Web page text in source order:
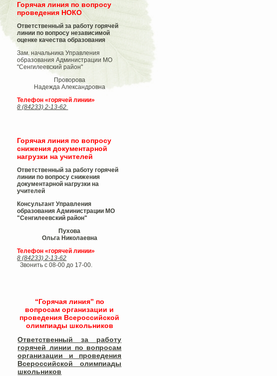
Горячая линия по вопросу
проведения НОКО
Ответственный за работу горячей
линии по вопросу независимой
оценке качества образования
Зам. начальника Управления
образования Администрации МО
"Сенгилеевский район"
Проворова
Надежда Александровна
Телефон «горячей линии»
8 (84233) 2-13-62
Горячая линия по вопросу
снижения документарной
нагрузки на учителей
Ответственный за работу горячей
линии по вопросу снижения
документарной нагрузки на
учителей
Консультант Управления
образования Администрации МО
"Сенгилеевский район"
Пухова
Ольга Николаевна
Телефон «горячей линии»
8 (84233) 2-13-62
Звонить с 08-00 до 17-00.
“Горячая линия” по
вопросам организации и
проведения Всероссийской
олимпиады школьников
Ответственный за работу
горячей линии по вопросам
организации и проведения
Всероссийской олимпиады
школьников​